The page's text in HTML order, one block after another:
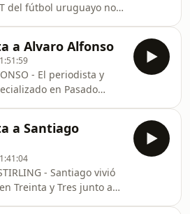
del fútbol uruguayo nos
juega al Tiki Tiki de
"Argentina no es
España, Francia,
y lanzó la frase del
las mismas
que tenía Juan Ramón
terminar t
a Alvaro Alfonso
periodista y
en Pasado
"son malpresos", y
habla de cada
tupamaros y de la
clase abierta sobre
lo que vivimos y como
la Democracia.
a Santiago
- Santiago vivió
Treinta y Tres junto a